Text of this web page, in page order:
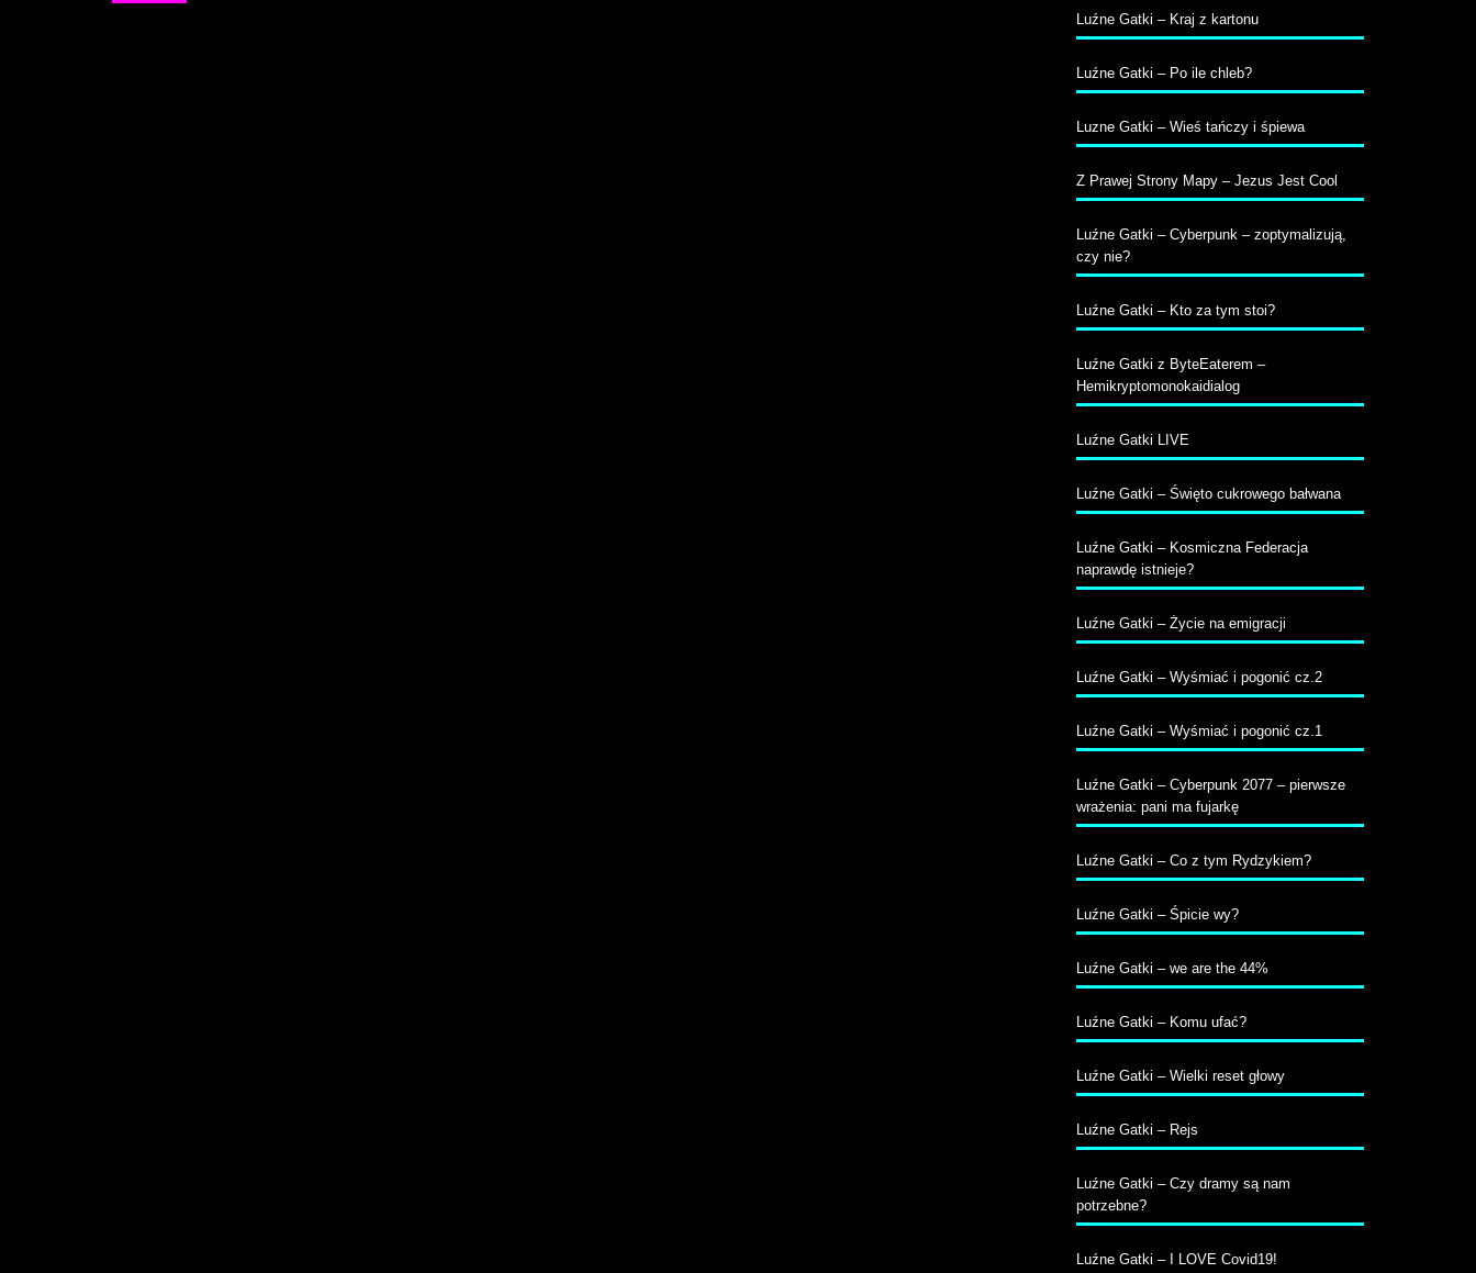
Luźne Gatki – Kraj z kartonu
Luźne Gatki – Po ile chleb?
Luzne Gatki – Wieś tańczy i śpiewa
Z Prawej Strony Mapy – Jezus Jest Cool
Luźne Gatki – Cyberpunk – zoptymalizują,
czy nie?
Luźne Gatki – Kto za tym stoi?
Luźne Gatki z ByteEaterem –
Hemikryptomonokaidialog
Luźne Gatki LIVE
Luźne Gatki – Święto cukrowego bałwana
Luźne Gatki – Kosmiczna Federacja
naprawdę istnieje?
Luźne Gatki – Życie na emigracji
Luźne Gatki – Wyśmiać i pogonić cz.2
Luźne Gatki – Wyśmiać i pogonić cz.1
Luźne Gatki – Cyberpunk 2077 – pierwsze
wrażenia: pani ma fujarkę
Luźne Gatki – Co z tym Rydzykiem?
Luźne Gatki – Śpicie wy?
Luźne Gatki – we are the 44%
Luźne Gatki – Komu ufać?
Luźne Gatki – Wielki reset głowy
Luźne Gatki – Rejs
Luźne Gatki – Czy dramy są nam
potrzebne?
Luźne Gatki – I LOVE Covid19!